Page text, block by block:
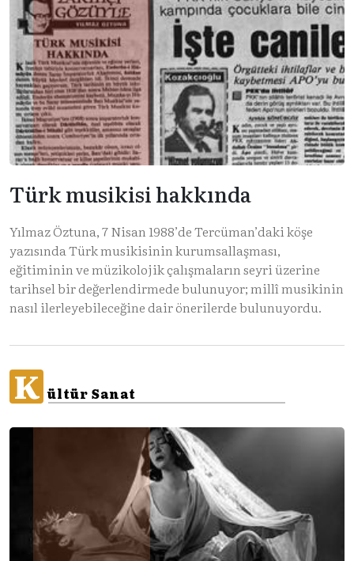
Türk musikisi hakkında
Yılmaz Öztuna, 7 Nisan 1988’de Tercüman’daki köşe
yazısında Türk musikisinin kurumsallaşması,
eğitiminin ve müzikolojik çalışmaların seyri üzerine
tarihsel bir değerlendirmede bulunuyor; millî musikinin
nasıl ilerleyebileceğine dair önerilerde bulunuyordu.
K ültür Sanat